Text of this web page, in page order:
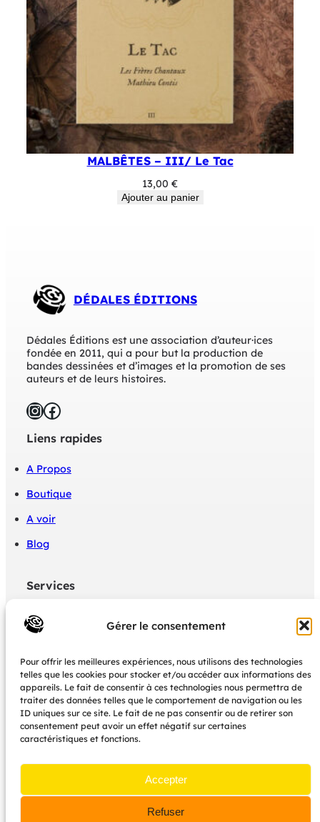
Gérer le consentement
Pour offrir les meilleures expériences, nous utilisons des technologies
telles que les cookies pour stocker et/ou accéder aux informations des
appareils. Le fait de consentir à ces technologies nous permettra de
traiter des données telles que le comportement de navigation ou les
ID uniques sur ce site. Le fait de ne pas consentir ou de retirer son
consentement peut avoir un effet négatif sur certaines
caractéristiques et fonctions.
Accepter
Refuser
MALBÊTES – III/ Le Tac
13,00 €
Ajouter au panier
DÉDALES ÉDITIONS
Dédales Éditions est une association d’auteur·ices
fondée en 2011, qui a pour but la production de
bandes dessinées et d’images et la promotion de ses
auteurs et de leurs histoires.
InstagramFacebook
Liens rapides
A Propos
Boutique
A voir
Blog
Services
Politique de confidentialité
Mon Compte boutique
CGU
Nous contacter